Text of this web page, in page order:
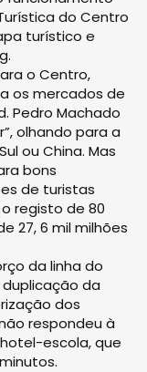
do Centro
turístico e
o Centro,
os mercados de
Pedro Machado
olhando para a
ou China. Mas
bons
de turistas
registo de 80
27, 6 mil milhões
da linha do
da
dos
respondeu à
escola, que